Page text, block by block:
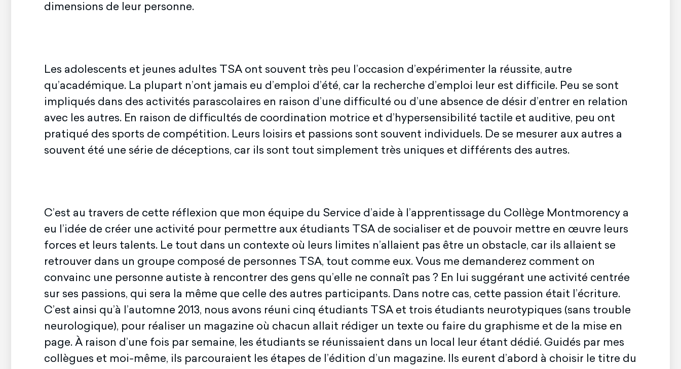
dimensions de leur personne.
Les adolescents et jeunes adultes TSA ont souvent très peu l’occasion d’expérimenter la réussite, autre
qu’académique. La plupart n’ont jamais eu d’emploi d’été, car la recherche d’emploi leur est difficile. Peu se sont
impliqués dans des activités parascolaires en raison d’une difficulté ou d’une absence de désir d’entrer en relation
avec les autres. En raison de difficultés de coordination motrice et d’hypersensibilité tactile et auditive, peu ont
pratiqué des sports de compétition. Leurs loisirs et passions sont souvent individuels. De se mesurer aux autres a
souvent été une série de déceptions, car ils sont tout simplement très uniques et différents des autres.
C’est au travers de cette réflexion que mon équipe du Service d’aide à l’apprentissage du Collège Montmorency a
eu l’idée de créer une activité pour permettre aux étudiants TSA de socialiser et de pouvoir mettre en œuvre leurs
forces et leurs talents. Le tout dans un contexte où leurs limites n’allaient pas être un obstacle, car ils allaient se
retrouver dans un groupe composé de personnes TSA, tout comme eux. Vous me demanderez comment on
convainc une personne autiste à rencontrer des gens qu’elle ne connaît pas ? En lui suggérant une activité centrée
sur ses passions, qui sera la même que celle des autres participants. Dans notre cas, cette passion était l’écriture.
C’est ainsi qu’à l’automne 2013, nous avons réuni cinq étudiants TSA et trois étudiants neurotypiques (sans trouble
neurologique), pour réaliser un magazine où chacun allait rédiger un texte ou faire du graphisme et de la mise en
page. À raison d’une fois par semaine, les étudiants se réunissaient dans un local leur étant dédié. Guidés par mes
collègues et moi-même, ils parcouraient les étapes de l’édition d’un magazine. Ils eurent d’abord à choisir le titre du